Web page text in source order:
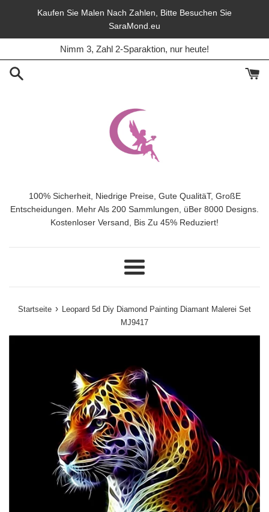
Kaufen Sie Malen Nach Zahlen, Bitte Besuchen Sie
SaraMond.eu
45% Rabatt, Lieferung frei, In diesem Monat.
Nimm 3, Zahl 2-Sparaktion, nur heute!
100% Sicherheit, Niedrige Preise, Gute QualitäT, GroßE
Entscheidungen. Mehr Als 200 Sammlungen, üBer 8000 Designs.
Kostenloser Versand, Bis Zu 45% Reduziert!
Menü
Startseite › Leopard 5d Diy Diamond Painting Diamant Malerei Set
MJ9417